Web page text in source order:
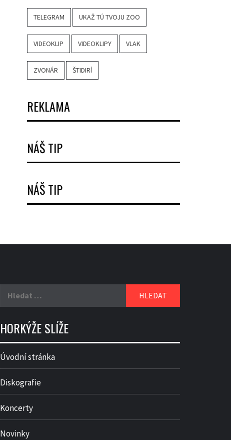
TELEGRAM UKAŽ TÚ TVOJU ZOO
VIDEOKLIP VIDEOKLIPY VLAK
ZVONÁR ŠTIDIRÍ
REKLAMA
NÁŠ TIP
NÁŠ TIP
HORKÝŽE SLÍŽE
Úvodní stránka
Diskografie
Koncerty
Novinky